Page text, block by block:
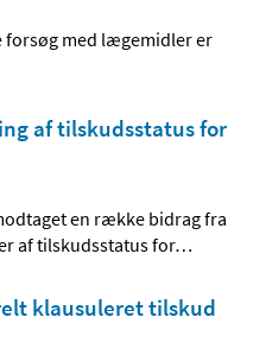
forsøg med lægemidler er
af tilskudsstatus for
en række bidrag fra
af tilskudsstatus for…
klausuleret tilskud